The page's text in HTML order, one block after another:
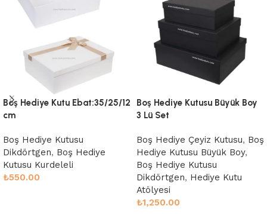
Boş Hediye Kutu Ebat:35/25/12
cm
Boş Hediye Kutusu
Dikdörtgen, Boş Hediye
Kutusu Kurdeleli
₺550.00
Boş Hediye Kutusu Büyük Boy
3 Lü Set
Boş Hediye Çeyiz Kutusu, Boş
Hediye Kutusu Büyük Boy,
Boş Hediye Kutusu
Dikdörtgen, Hediye Kutu
Atölyesi
₺1,250.00